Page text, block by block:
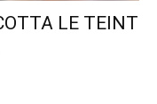
LE TEINT